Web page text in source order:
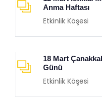
Anma Haftası
Etkinlik Köşesi
18 Mart
Günü
Etkinlik Köşesi